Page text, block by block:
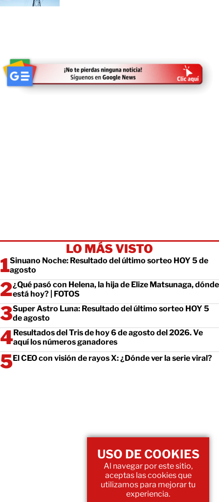
LO MÁS VISTO
Sinuano Noche: Resultado del último sorteo HOY 5 de
agosto
¿Qué pasó con Helena, la hija de Elize Matsunaga, dónde
está hoy? | FOTOS
Super Astro Luna: Resultado del último sorteo HOY 5
de agosto
Resultados del Tris de hoy 6 de agosto del 2026. Ve
aquí los números ganadores
El CEO con visión de rayos X: ¿Dónde ver la serie viral?
USO DE COOKIES
Al navegar por este sitio,
aceptas las cookies que
utilizamos para mejorar tu
experiencia.